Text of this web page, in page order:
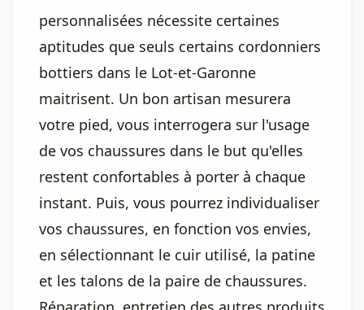
personnalisées nécessite certaines
aptitudes que seuls certains cordonniers
bottiers dans le Lot-et-Garonne
maitrisent. Un bon artisan mesurera
votre pied, vous interrogera sur l'usage
de vos chaussures dans le but qu'elles
restent confortables à porter à chaque
instant. Puis, vous pourrez individualiser
vos chaussures, en fonction vos envies,
en sélectionnant le cuir utilisé, la patine
et les talons de la paire de chaussures.